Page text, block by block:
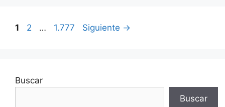
Página
1 Página
2 … Página
1.777 Siguiente →
Buscar
Buscar